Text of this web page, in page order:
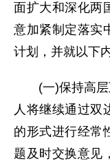
面扩大和深化两
意加紧制定落实
计划，并就以下
(一)保持高层
人将继续通过双
的形式进行经常
题及时交换意见